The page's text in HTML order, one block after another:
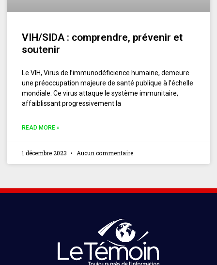
VIH/SIDA : comprendre, prévenir et
soutenir
Le VIH, Virus de l’immunodéficience humaine, demeure
une préoccupation majeure de santé publique à l’échelle
mondiale. Ce virus attaque le système immunitaire,
affaiblissant progressivement la
READ MORE »
1 décembre 2023 Aucun commentaire